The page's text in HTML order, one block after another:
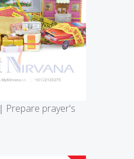
｜Prepare prayer's